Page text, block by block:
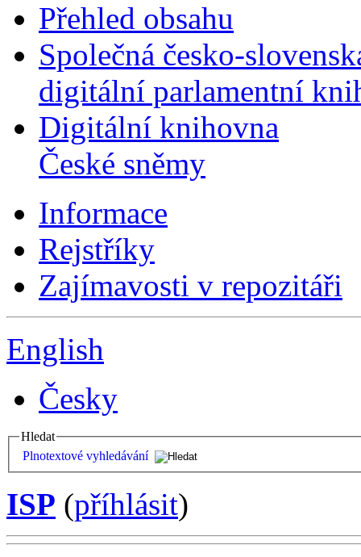
Přehled obsahu
Společná česko-
digitální parlamentní
Digitální knihovna
České sněmy
Informace
Rejstříky
Zajímavosti v repozitáři
English
Česky
Hledat
Plnotextové vyhledávání
ISP (příhlásit)